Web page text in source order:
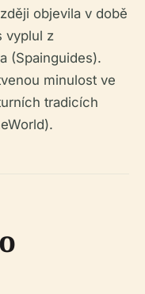
objevila v době
vyplul z
(Spainguides).
minulost ve
tradicích